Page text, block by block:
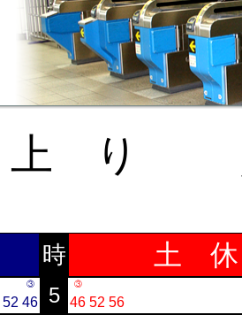
上 り
時 土
③ 5 ③
52 46 46 52 56